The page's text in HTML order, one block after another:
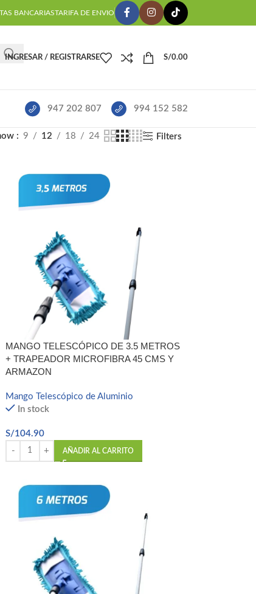
BANCARIASTARIFA DE ENVIO
INGRESAR / REGISTRARSE S/0.00
947 202 807 994 152 582
9 12 18 24 Filters
MANGO TELESCÓPICO DE 3.5 METROS
+ TRAPEADOR MICROFIBRA 45 CMS Y
ARMAZON
Mango Telescópico de Aluminio
In stock
S/104.90
AÑADIR AL CARRITO